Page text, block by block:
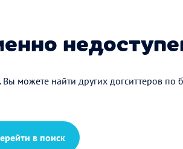
можете найти других догситтеров по
в поиск